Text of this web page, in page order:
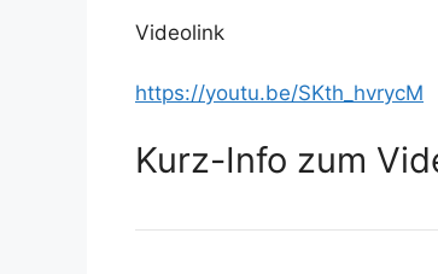
Videolink
https://youtu.be/SKth_hvrycM
Kurz-Info zum